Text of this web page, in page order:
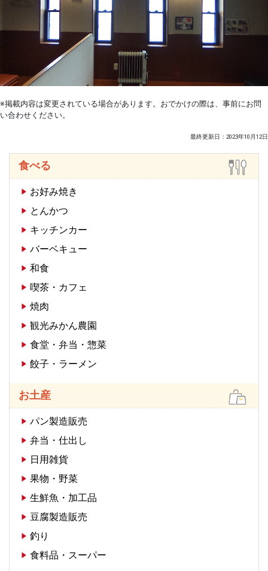
※掲載内容は変更されている場合があります。おでかけの際は、事前にお問
い合わせください。
最終更新日：2023年10月12日
食べる
お好み焼き
とんかつ
キッチンカー
バーベキュー
和食
喫茶・カフェ
焼肉
観光みかん農園
食堂・弁当・惣菜
餃子・ラーメン
お土産
パン製造販売
弁当・仕出し
日用雑貨
果物・野菜
生鮮魚・加工品
豆腐製造販売
釣り
食料品・スーパー